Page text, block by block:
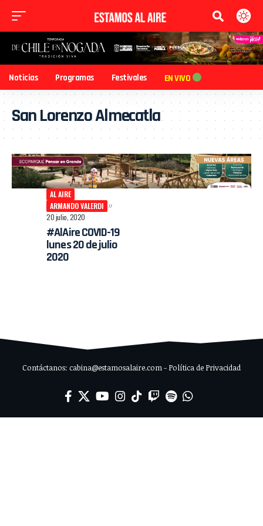
Noticias Programas Festivales EN VIVO
San Lorenzo Almecatla
AL AIRE
ARMANDO VALERDI
20 julio, 2020
#AlAire COVID-19
lunes 20 de julio
2020
Contáctanos: cabina@estamosalaire.com - Política de Privacidad